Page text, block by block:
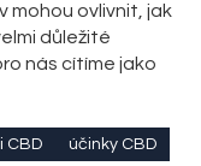
mohou ovlivnit, jak
důležité
nás cítíme jako
CBD účinky CBD